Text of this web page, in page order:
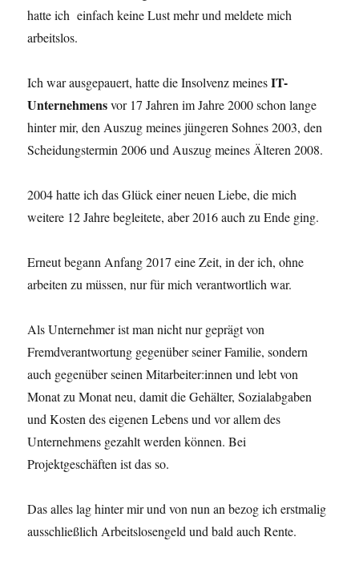
hatte ich einfach keine Lust mehr und meldete mich
arbeitslos.
Ich war ausgepauert, hatte die Insolvenz meinesIT-
Unternehmensvor 17 Jahren im Jahre 2000 schon lange
hinter mir, den Auszug meines jüngeren Sohnes 2003, den
Scheidungstermin 2006 und Auszug meines Älteren 2008.
2004 hatte ich das Glück einer neuen Liebe, die mich
weitere 12 Jahre begleitete, aber 2016 auch zu Ende ging.
Erneut begann Anfang 2017 eine Zeit, in der ich, ohne
arbeiten zu müssen, nur für mich verantwortlich war.
Als Unternehmer ist man nicht nur geprägt von
Fremdverantwortung gegenüber seiner Familie, sondern
auch gegenüber seinen Mitarbeiter:innen und lebt von
Monat zu Monat neu, damit die Gehälter, Sozialabgaben
und Kosten des eigenen Lebens und vor allem des
Unternehmens gezahlt werden können. Bei
Projektgeschäften ist das so.
Das alles lag hinter mir und von nun an bezog ich erstmalig
ausschließlich Arbeitslosengeld und bald auch Rente.